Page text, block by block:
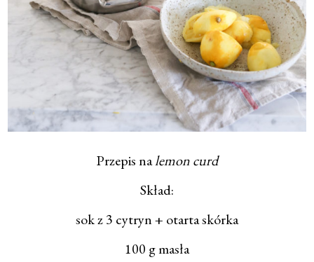
Przepis nalemon curd
Skład:
sok z 3 cytryn + otarta skórka
100 g masła